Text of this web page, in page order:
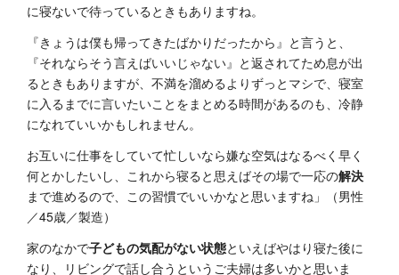
に寝ないで待っているときもありますね。
『きょうは僕も帰ってきたばかりだったから』と言うと、
『それならそう言えばいいじゃない』と返されてため息が出
るときもありますが、不満を溜めるよりずっとマシで、寝室
に入るまでに言いたいことをまとめる時間があるのも、冷静
になれていいかもしれません。
お互いに仕事をしていて忙しいなら嫌な空気はなるべく早く
何とかしたいし、これから寝ると思えばその場で一応の解決
まで進めるので、この習慣でいいかなと思いますね」（男性
／45歳／製造）
家のなかで子どもの気配がない状態といえばやはり寝た後に
なり、リビングで話し合うというご夫婦は多いかと思いま